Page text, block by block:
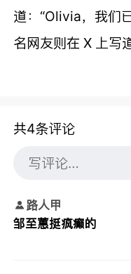
道：“Olivia，我们
名网友则在 X 上写
共4条评论
路人甲
邹至蕙挺疯癫的